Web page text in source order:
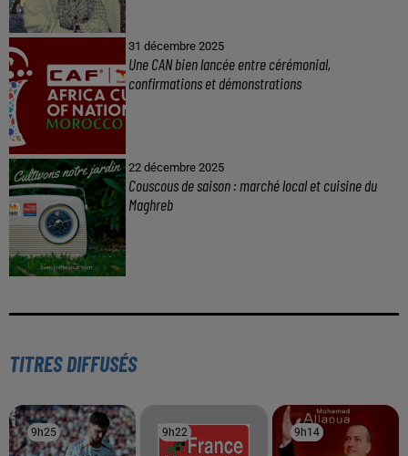
31 décembre 2025
Une CAN bien lancée entre cérémonial,
confirmations et démonstrations
22 décembre 2025
Couscous de saison : marché local et cuisine du
Maghreb
TITRES DIFFUSÉS
9h25
9h25 9h22
9h22 9h14
9h14